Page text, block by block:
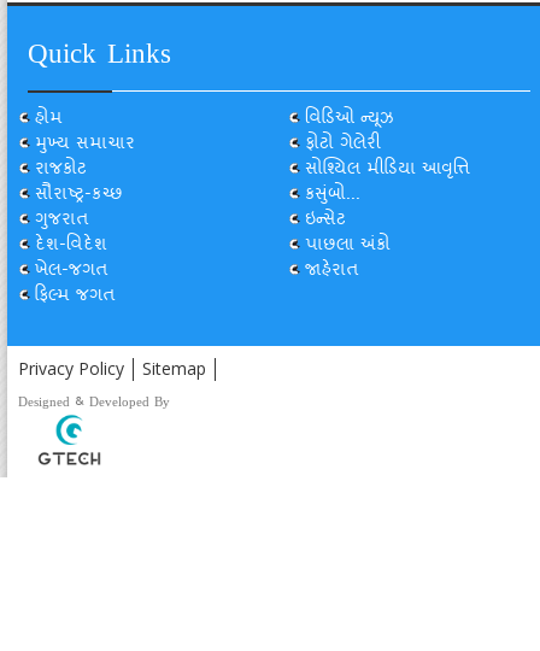
Quick Links
હોમ
મુખ્ય સમાચાર
રાજકોટ
સૌરાષ્ટ્ર-કચ્છ
ગુજરાત
દેશ-વિદેશ
ખેલ-જગત
ફિલ્મ જગત
વિડિઓ ન્યૂઝ
ફોટો ગેલેરી
સોશ્યિલ મીડિયા આવૃત્તિ
કસુંબો...
ઇન્સેટ
પાછલા અંકો
જાહેરાત
Privacy Policy Sitemap
Designed & Developed By